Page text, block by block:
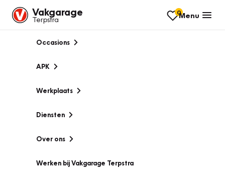
Vakgarage
Terpstra
0Menu
Occasions
APK
Werkplaats
Diensten
Over ons
Werken bij Vakgarage Terpstra